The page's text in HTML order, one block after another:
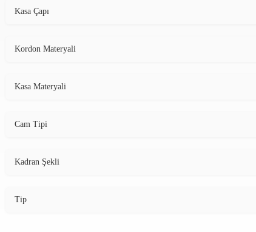
Kasa Çapı
Kordon Materyali
Kasa Materyali
Cam Tipi
Kadran Şekli
Tip